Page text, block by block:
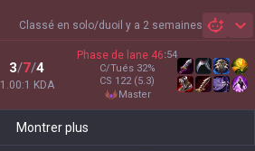
Classé en solo/duoil y a 2 semaines
3/7/4
1.00:1 KDA
Phase de lane 46:54
C/Tués 32%
CS 122 (5.3)
master
Montrer plus